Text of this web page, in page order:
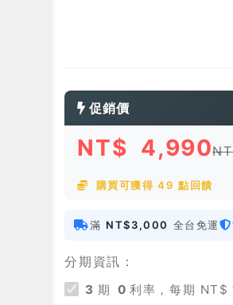
促銷價
NT$ 4,990
購買可獲得 49 點回饋
滿 NT$3,000 全台免運
分期資訊：
3 期 0 利率，每期 NT$